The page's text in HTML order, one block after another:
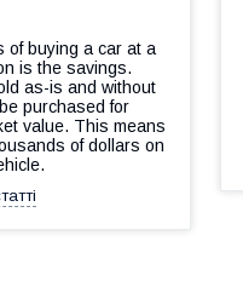
of buying a car at a
is the savings.
as-is and without
purchased for
value. This means
of dollars on